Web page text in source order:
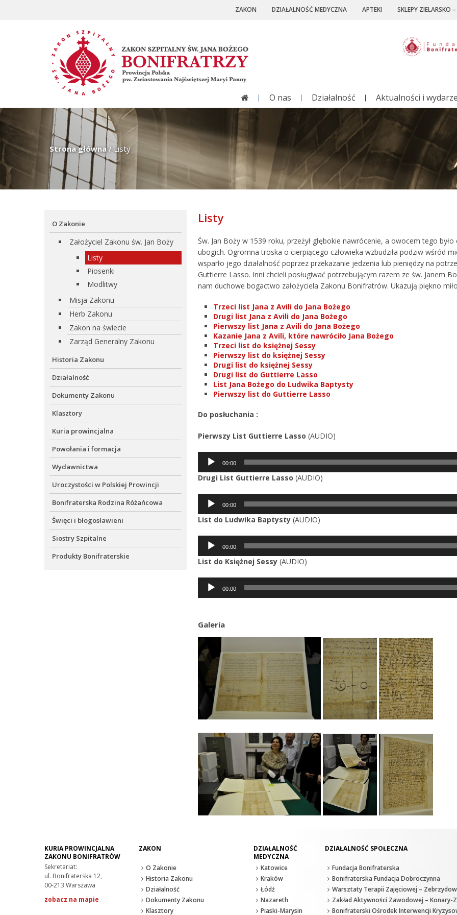
ZAKON DZIAŁALNOŚĆ MEDYCZNA APTEKI SKLEPY ZIELARSKO
O nas Działalność Aktualności i
Strona główna/ Listy
Listy
Św. Jan Boży w 1539 roku, przeżył głębokie nawrócenie, a owocem tego
ubogich. Ogromna troska o cierpiącego człowieka wzbudziła podziw wśród
wsparło jego działalność poprzez przekazanie jedzenia lub pieniędzy na
Guttierre Lasso. Inni chcieli posługiwać potrzebującym razem ze św. Janem
nam duchowe bogactwo założyciela Zakonu Bonifratrów. Ukazują piękno
Trzeci list Jana z Avili do Jana Bożego
Drugi list Jana z Avili do Jana Bożego
Pierwszy list Jana z Avili do Jana Bożego
Kazanie Jana z Avili, które nawróciło Jana Bożego
Trzeci list do księżnej Sessy
Pierwszy list do księżnej Sessy
Drugi list do księżnej Sessy
Drugi list do Guttierre Lasso
List Jana Bożego do Ludwika Baptysty
Pierwszy list do Guttierre Lasso
Do posłuchania :
Pierwszy List Guttierre Lasso (AUDIO)
Odtwarzacz
plików
dźwiękowych
00:00
Drugi List Guttierre Lasso (AUDIO)
Odtwarzacz
plików
dźwiękowych
00:00
List do Ludwika Baptysty (AUDIO)
Odtwarzacz
plików
dźwiękowych
00:00
List do Księżnej Sessy (AUDIO)
Odtwarzacz
plików
dźwiękowych
00:00
Galeria
O Zakonie
Założyciel Zakonu św. Jan Boży
Listy
Piosenki
Modlitwy
Misja Zakonu
Herb Zakonu
Zakon na świecie
Zarząd Generalny Zakonu
Historia Zakonu
Działalność
Dokumenty Zakonu
Klasztory
Kuria prowincjalna
Powołania i formacja
Wydawnictwa
Uroczystości w Polskiej Prowincji
Bonifraterska Rodzina Różańcowa
Święci i błogosławieni
Siostry Szpitalne
Produkty Bonifraterskie
KURIA PROWINCJALNA
ZAKONU BONIFRATRÓW
Sekretariat:
ul. Bonifraterska 12,
00-213 Warszawa
zobacz na mapie
ZAKON
O Zakonie
Historia Zakonu
Działalność
Dokumenty Zakonu
Klasztory
DZIAŁALNOŚĆ
MEDYCZNA
Katowice
Kraków
Łódź
Nazareth
Piaski-Marysin
DZIAŁALNOŚĆ SPOŁECZNA
Fundacja Bonifraterska
Bonifraterska Fundacja Dobroczynna
Warsztaty Terapii Zajęciowej –
Zakład Aktywności Zawodowej – Konary-
Bonifraterski Ośrodek Interwencji